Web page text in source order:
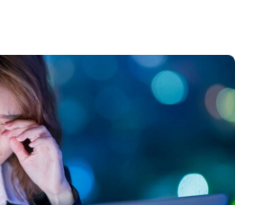
một nghiên cứu mới do các nhà
đầu - Harvard, câu trả lời dường